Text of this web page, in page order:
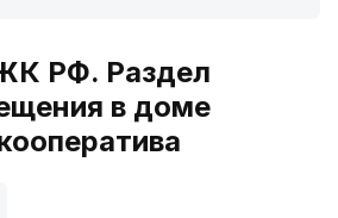
РФ. Раздел
в доме